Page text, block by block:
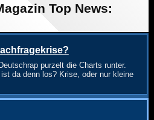
Top News:
purzelt die Charts runter.
da denn los? Krise, oder nur kleine